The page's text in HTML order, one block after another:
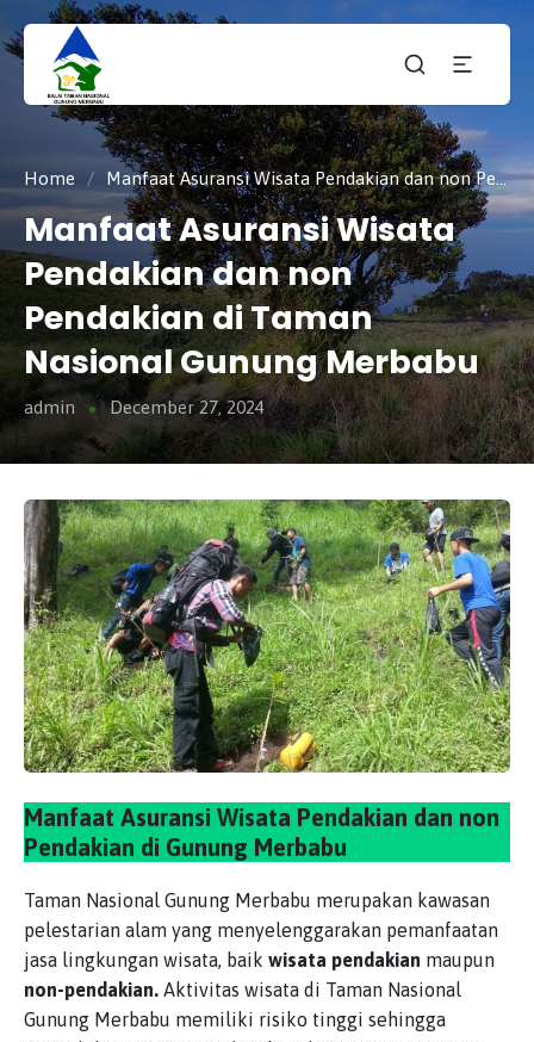
Taman
Nasiona
Gunung
Merbabu
tnmerbabu,
tngunungmerbabu,
tamannasional,
gunungmerbabu,
Home / Manfaat Asuransi Wisata Pendakian dan non Pendakian di Taman Nasional Gunung Merbabu
Manfaat Asuransi Wisata
Pendakian dan non
Pendakian di Taman
Nasional Gunung Merbabu
admin December 27, 2024
Manfaat Asuransi Wisata Pendakian dan non
Pendakian di Gunung Merbabu
Taman Nasional Gunung Merbabu merupakan kawasan
pelestarian alam yang menyelenggarakan pemanfaatan
jasa lingkungan wisata, baik wisata pendakian maupun
non-pendakian. Aktivitas wisata di Taman Nasional
Gunung Merbabu memiliki risiko tinggi sehingga